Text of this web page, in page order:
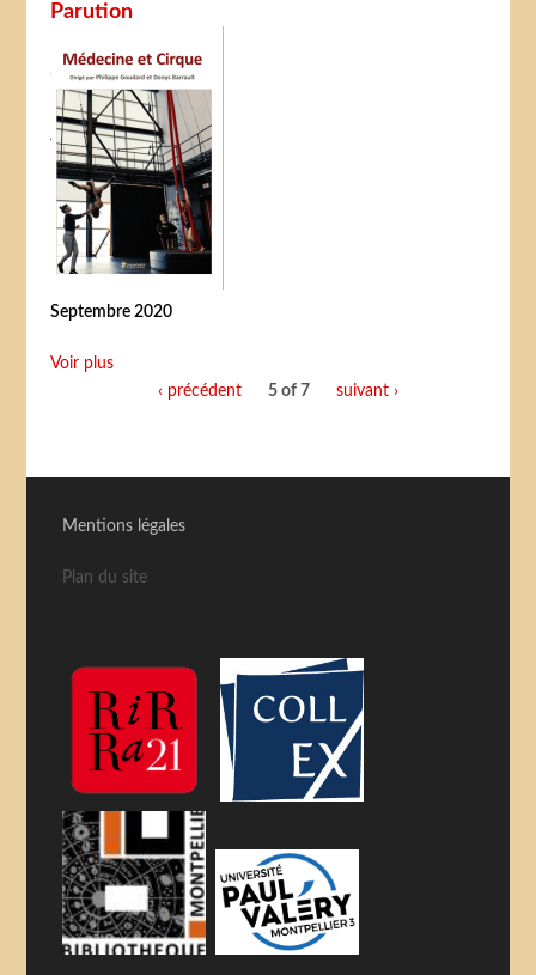
Parution
Septembre 2020
Voir plus
‹ précédent
5 of 7 suivant ›
Mentions légales
Plan du site